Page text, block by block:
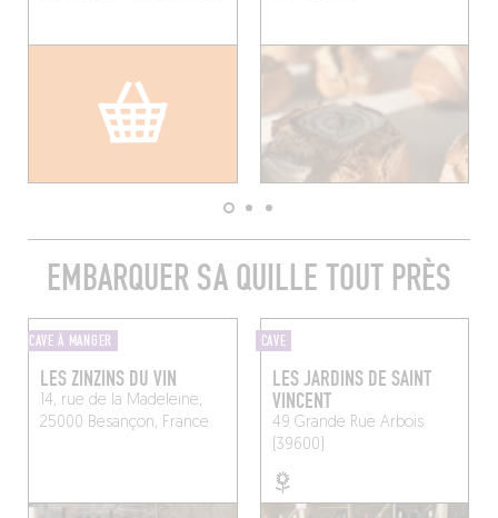
EMBARQUER SA QUILLE TOUT PRÈS
CAVE À MANGER
LES ZINZINS DU VIN
14, rue de la Madeleine,
25000 Besançon, France
CAVE
LES JARDINS DE SAINT
VINCENT
49 Grande Rue Arbois
(39600)